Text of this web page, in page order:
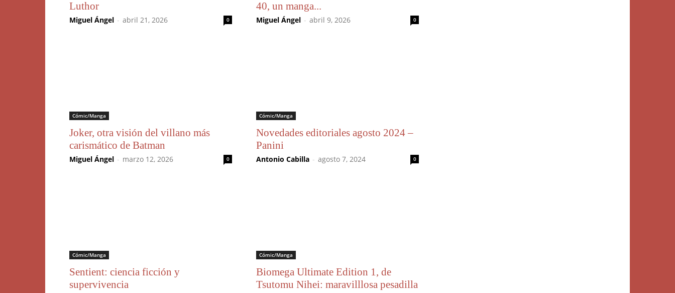
Luthor
Miguel Ángel - abril 21, 2026 0
40, un manga...
Miguel Ángel - abril 9, 2026 0
Cómic/Manga
Joker, otra visión del villano más
carismático de Batman
Miguel Ángel - marzo 12, 2026 0
Cómic/Manga
Novedades editoriales agosto 2024 –
Panini
Antonio Cabilla - agosto 7, 2024 0
Cómic/Manga
Sentient: ciencia ficción y
supervivencia
Cómic/Manga
Biomega Ultimate Edition 1, de
Tsutomu Nihei: maravilllosa pesadilla